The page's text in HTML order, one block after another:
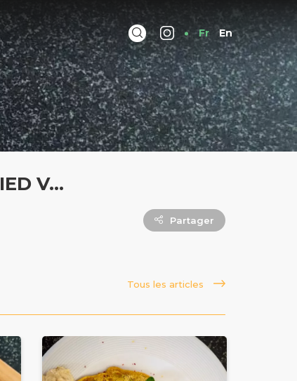
Fr En
V…
Partager
Tous les articles